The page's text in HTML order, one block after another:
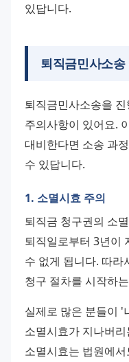
있답니다.
퇴직금민사소
퇴직금민사소송을
주의사항이 있어요.
대비한다면 소송 과
수 있답니다.
1. 소멸시효 주의
퇴직금 청구권의 소
퇴직일로부터 3년이
수 없게 됩니다. 따라
청구 절차를 시작하
실제로 많은 분들이 '
소멸시효가 지나버
소멸시효는 법원에